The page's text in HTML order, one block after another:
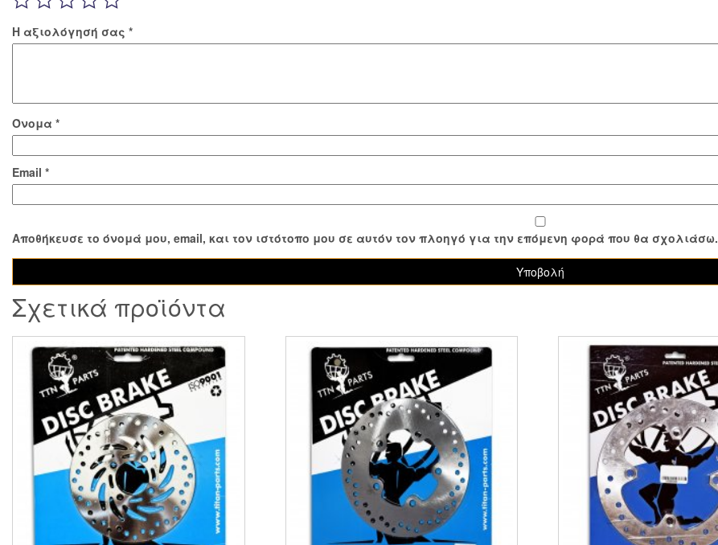
Η αξιολόγησή σας *
Όνομα *
Email *
Αποθήκευσε το όνομά μου, email, και τον ιστότοπο μου σε αυτόν τον πλοηγό για την επόμενη φορά που θα σχολιάσω.
Σχετικά προϊόντα